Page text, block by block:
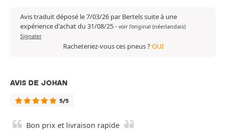
Avis traduit déposé le 7/03/26 par Bertels suite à une
expérience d'achat du 31/08/25- voir l'original (néerlandais)
Signaler
Racheteriez-vous ces pneus ?OUI
AVIS DE JOHAN
5/5
Bon prix et livraison rapide